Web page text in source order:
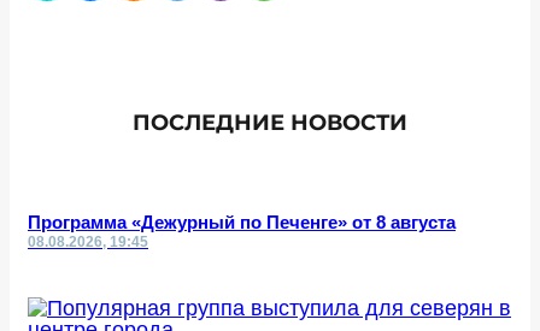
ПОСЛЕДНИЕ НОВОСТИ
Программа «Дежурный по Печенге» от 8 августа
08.08.2026, 19:45